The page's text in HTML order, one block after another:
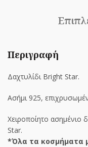
Περιγραφή
Δαχτυλίδι Bright Star.
Ασήμι 925,
Χειροποίητο ασημένιο
Star.
*Όλα τα κοσμήματα